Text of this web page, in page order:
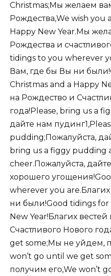
Christmas;Мы желаем
Рождества,We wish you
Happy New Year.Мы
Рождества и
tidings to you wherever
Вам, где бы Вы ни
Christmas and a Happy
на Рождество и
года!Please, bring us a
дайте нам
pudding;Пожалуйста,
bring us a figgy pudding
cheer.Пожалуйста,
хорошего
wherever you
ни были!Good tidings for
New Year!Благих
Счастливого Нового
get some;Мы не уйдем,
won’t go until we get
получим его,We won’t